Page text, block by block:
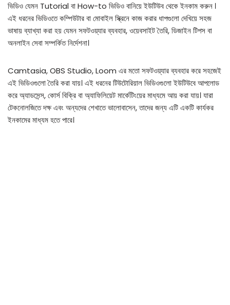
ভিডিও যেমন Tutorial বা How-to ভিডিও বানিয়ে ইউটিউব থেকে ইনকাম করুন ।
এই ধরনের ভিডিওতে কম্পিউটার বা মোবাইল স্ক্রিনে কাজ করার ধাপগুলো দেখিয়ে সহজ
ভাষায় ব্যাখ্যা করা হয় যেমন সফটওয়্যার ব্যবহার, ওয়েবসাইট তৈরি, ডিজাইন টিপস বা
অনলাইন সেবা সম্পর্কিত নির্দেশনা।
Camtasia, OBS Studio, Loom এর মতো সফটওয়্যার ব্যবহার করে সহজেই
এই ভিডিওগুলো তৈরি করা যায়। এই ধরনের টিউটোরিয়াল ভিডিওগুলো ইউটিউবে আপলোড
করে অ্যাডসেন্স, কোর্স বিক্রি বা অ্যাফিলিয়েট মার্কেটিংয়ের মাধ্যমে আয় করা যায়। যারা
টেকনোলজিতে দক্ষ এবং অন্যদের শেখাতে ভালোবাসেন, তাদের জন্য এটি একটি কার্যকর
ইনকামের মাধ্যম হতে পারে।